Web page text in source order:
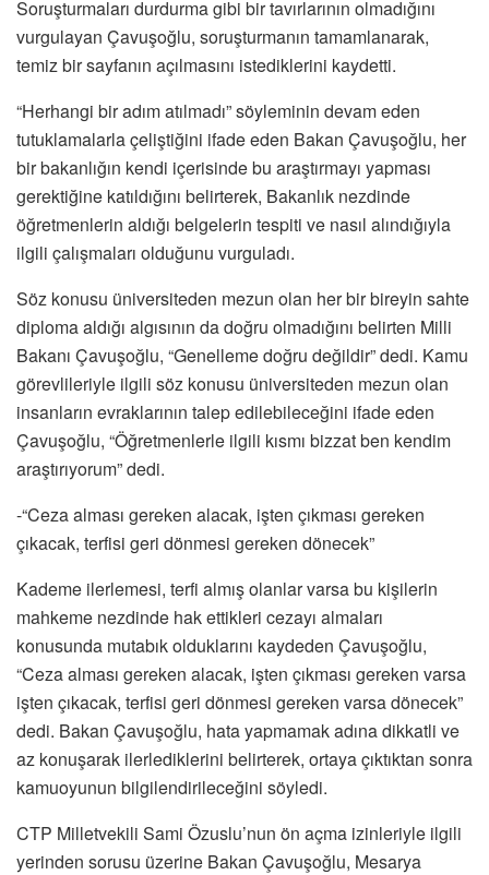
Soruşturmaları durdurma gibi bir tavırlarının olmadığını
vurgulayan Çavuşoğlu, soruşturmanın tamamlanarak,
temiz bir sayfanın açılmasını istediklerini kaydetti.
“Herhangi bir adım atılmadı” söyleminin devam eden
tutuklamalarla çeliştiğini ifade eden Bakan Çavuşoğlu, her
bir bakanlığın kendi içerisinde bu araştırmayı yapması
gerektiğine katıldığını belirterek, Bakanlık nezdinde
öğretmenlerin aldığı belgelerin tespiti ve nasıl alındığıyla
ilgili çalışmaları olduğunu vurguladı.
Söz konusu üniversiteden mezun olan her bir bireyin sahte
diploma aldığı algısının da doğru olmadığını belirten Milli
Bakanı Çavuşoğlu, “Genelleme doğru değildir” dedi. Kamu
görevlileriyle ilgili söz konusu üniversiteden mezun olan
insanların evraklarının talep edilebileceğini ifade eden
Çavuşoğlu, “Öğretmenlerle ilgili kısmı bizzat ben kendim
araştırıyorum” dedi.
-“Ceza alması gereken alacak, işten çıkması gereken
çıkacak, terfisi geri dönmesi gereken dönecek”
Kademe ilerlemesi, terfi almış olanlar varsa bu kişilerin
mahkeme nezdinde hak ettikleri cezayı almaları
konusunda mutabık olduklarını kaydeden Çavuşoğlu,
“Ceza alması gereken alacak, işten çıkması gereken varsa
işten çıkacak, terfisi geri dönmesi gereken varsa dönecek”
dedi. Bakan Çavuşoğlu, hata yapmamak adına dikkatli ve
az konuşarak ilerlediklerini belirterek, ortaya çıktıktan sonra
kamuoyunun bilgilendirileceğini söyledi.
CTP Milletvekili Sami Özuslu’nun ön açma izinleriyle ilgili
yerinden sorusu üzerine Bakan Çavuşoğlu, Mesarya